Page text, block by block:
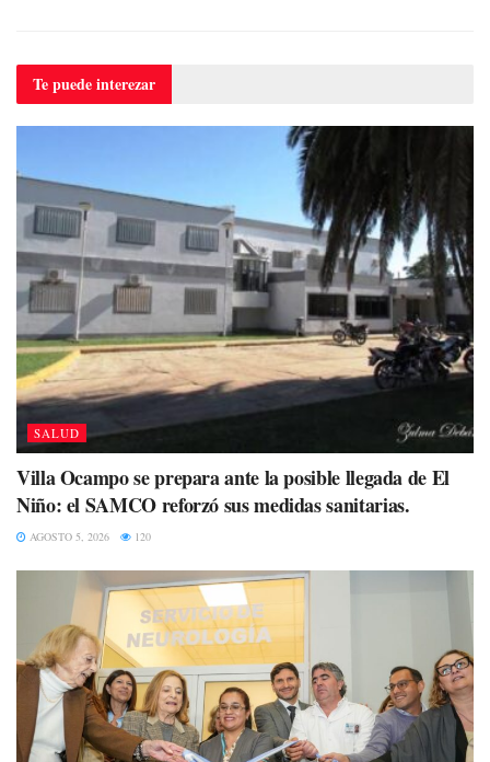
Te puedeinterezar
SALUD
Villa Ocampo se prepara ante la posible llegada de El
Niño: el SAMCO reforzó sus medidas sanitarias.
AGOSTO 5, 2026 120